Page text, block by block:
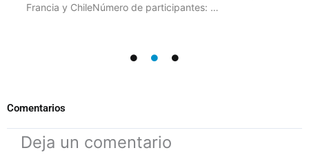
Francia y ChileNúmero de participantes: …
Comentarios
Deja un comentario